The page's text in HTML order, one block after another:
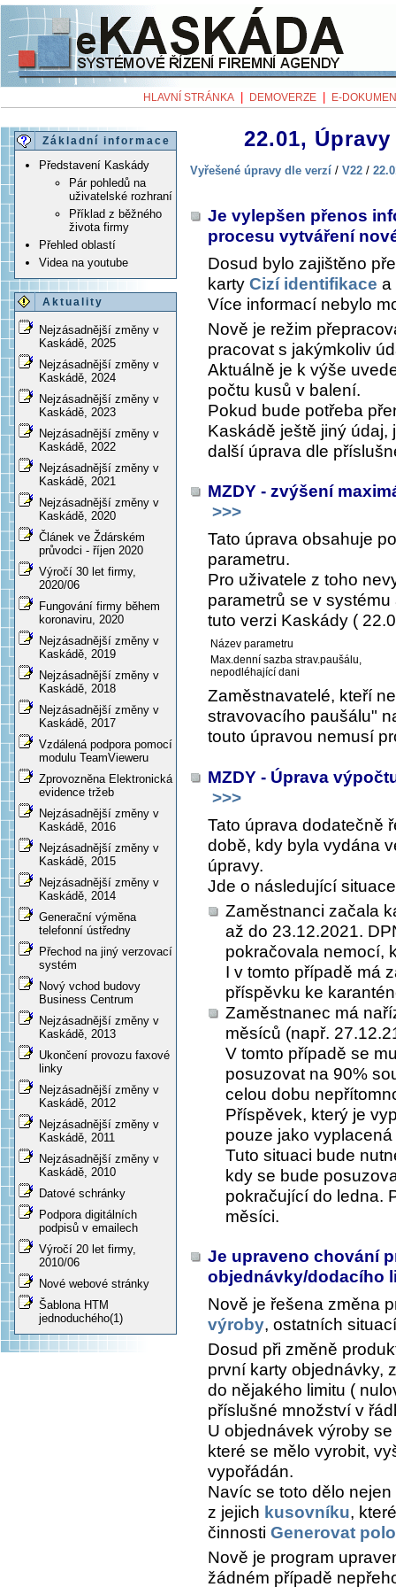
HLAVNÍ STRÁNKA DEMOVERZE E-
Základní informace
Představení Kaskády
Pár pohledů na
uživatelské rozhraní
Příklad z běžného
života firmy
Přehled oblastí
Videa na youtube
Aktuality
Nejzásadnější změny v
Kaskádě, 2025
Nejzásadnější změny v
Kaskádě, 2024
Nejzásadnější změny v
Kaskádě, 2023
Nejzásadnější změny v
Kaskádě, 2022
Nejzásadnější změny v
Kaskádě, 2021
Nejzásadnější změny v
Kaskádě, 2020
Článek ve Ždárském
průvodci - říjen 2020
Výročí 30 let firmy,
2020/06
Fungování firmy během
koronaviru, 2020
Nejzásadnější změny v
Kaskádě, 2019
Nejzásadnější změny v
Kaskádě, 2018
Nejzásadnější změny v
Kaskádě, 2017
Vzdálená podpora pomocí
modulu TeamVieweru
Zprovozněna Elektronická
evidence tržeb
Nejzásadnější změny v
Kaskádě, 2016
Nejzásadnější změny v
Kaskádě, 2015
Nejzásadnější změny v
Kaskádě, 2014
Generační výměna
telefonní ústředny
Přechod na jiný verzovací
systém
Nový vchod budovy
Business Centrum
Nejzásadnější změny v
Kaskádě, 2013
Ukončení provozu faxové
linky
Nejzásadnější změny v
Kaskádě, 2012
Nejzásadnější změny v
Kaskádě, 2011
Nejzásadnější změny v
Kaskádě, 2010
Datové schránky
Podpora digitálních
podpisů v emailech
Výročí 20 let firmy,
2010/06
Nové webové stránky
Šablona HTM
jednoduchého(1)
22.01,
Vyřešené úpravy dle verzí / V22 /
Je vylepšen přenos
procesu vytváření
Dosud bylo zajištěno
karty Cizí identifikace a
Více informací nebylo
Nově je režim
pracovat s jakýmkoliv
Aktuálně je k výše
počtu kusů v balení.
Pokud bude potřeba
Kaskádě ještě jiný údaj,
další úprava dle
MZDY - zvýšení
>>>
Tato úprava obsahuje
parametru.
Pro uživatele z toho
parametrů se v
tuto verzi Kaskády (
Název parametru
Max.denní sazba strav.paušálu,
nepodléhající dani
Zaměstnavatelé, kteří
stravovacího paušálu"
touto úpravou nemusí
MZDY - Úprava
>>>
Tato úprava dodatečně
době, kdy byla vydána
úpravy.
Jde o následující
Zaměstnanci začala
až do 23.12.2021.
pokračovala nemocí,
I v tomto případě má
příspěvku ke
Zaměstnanec má
měsíců (např.
V tomto případě se
posuzovat na 90%
celou dobu
Příspěvek, který je
pouze jako
Tuto situaci bude
kdy se bude
pokračující do ledna.
měsíci.
Je upraveno chování
objednávky/dodacího
Nově je řešena změna
výroby, ostatních
Dosud při změně
první karty objednávky,
do nějakého limitu (
příslušné množství v
U objednávek výroby
které se mělo vyrobit,
vypořádán.
Navíc se toto dělo
z jejich kusovníku,
činnosti Generovat
Nově je program
žádném případě